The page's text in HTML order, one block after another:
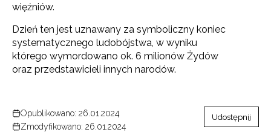
więźniów.
Dzień ten jest uznawany za symboliczny koniec
systematycznego ludobójstwa, w wyniku
którego wymordowano ok. 6 milionów Żydów
oraz przedstawicieli innych narodów.
Opublikowano: 26.01.2024
Zmodyfikowano: 26.01.2024
Udostępnij